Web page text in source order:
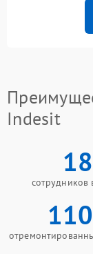
Indesit
18
сотрудников